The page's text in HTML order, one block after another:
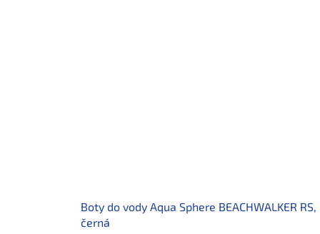
Boty do vody Aqua Sphere BEACHWALKER RS,
černá